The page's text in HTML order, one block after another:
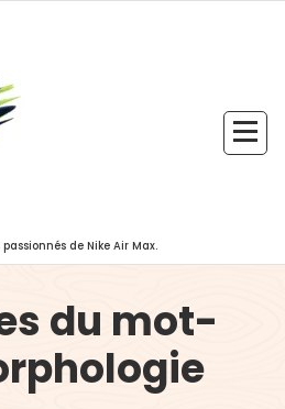
de Nike Air Max.
du mot-